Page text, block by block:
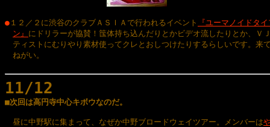
● １２／２に渋谷のクラブＡＳＩＡで行われるイベント
『ユーマノイドタ
ン』 にドリラーが協賛！筺体持ち込んだりとかビデオ流したりとか、Ｖ
ティストにむりやり素材使ってクレとおしつけたりするらしいです。来
ねがい。
11/12
■次回は高円寺中心キボウなのだ。
昼に中野駅に集まって、なぜか中野ブロードウェイツアー。メンバーは